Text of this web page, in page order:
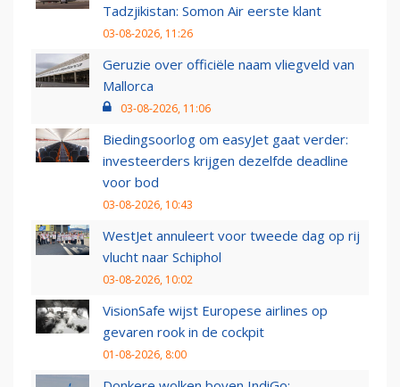
Tadzjikistan: Somon Air eerste klant
03-08-2026, 11:26
Geruzie over officiële naam vliegveld van
Mallorca
03-08-2026, 11:06
Biedingsoorlog om easyJet gaat verder:
investeerders krijgen dezelfde deadline
voor bod
03-08-2026, 10:43
WestJet annuleert voor tweede dag op rij
vlucht naar Schiphol
03-08-2026, 10:02
VisionSafe wijst Europese airlines op
gevaren rook in de cockpit
01-08-2026, 8:00